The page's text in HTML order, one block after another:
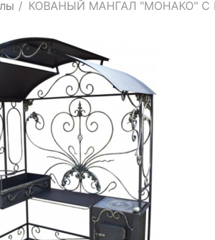
/ КОВАНЫЙ МАНГАЛ "МОНАКО"